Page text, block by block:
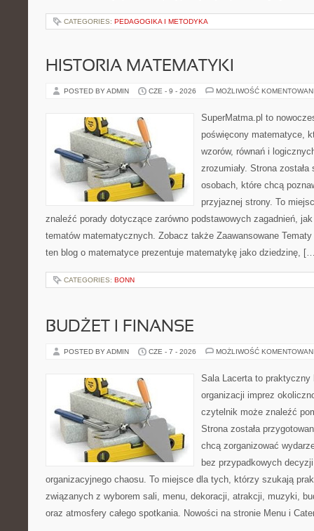
CATEGORIES: PEDAGOGIKA I METODYKA
HISTORIA MATEMATYKI
POSTED BY ADMIN CZE - 9 - 2026 MOŻLIWOŚĆ
SuperMatma.pl to
poświęcony matematyce,
wzorów, równań i
zrozumiały. Strona
osobach, które chcą
przyjaznej strony. To
znaleźć porady dotyczące zarówno podstawowych zagadnień,
tematów matematycznych. Zobacz także Zaawansowane
ten blog o matematyce prezentuje matematykę jako dziedzinę,
CATEGORIES: BONN
BUDŻET I FINANSE
POSTED BY ADMIN CZE - 7 - 2026 MOŻLIWOŚĆ
Sala Lacerta to praktyczny
organizacji imprez
czytelnik może znaleźć
Strona została
chcą zorganizować
bez przypadkowych
organizacyjnego chaosu. To miejsce dla tych, którzy szukają
związanych z wyborem sali, menu, dekoracji, atrakcji, muzyki,
oraz atmosfery całego spotkania. Nowości na stronie Menu i